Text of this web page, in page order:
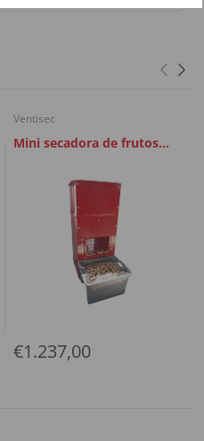
Ventisec
Mini secadora de frutos
€1.237,00